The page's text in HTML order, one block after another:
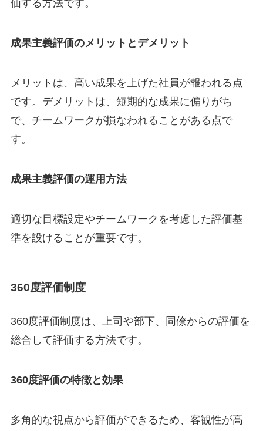
価する方法です。
成果主義評価のメリットとデメリット
メリットは、高い成果を上げた社員が報われる点
です。デメリットは、短期的な成果に偏りがち
で、チームワークが損なわれることがある点で
す。
成果主義評価の運用方法
適切な目標設定やチームワークを考慮した評価基
準を設けることが重要です。
360度評価制度
360度評価制度は、上司や部下、同僚からの評価を
総合して評価する方法です。
360度評価の特徴と効果
多角的な視点から評価ができるため、客観性が高